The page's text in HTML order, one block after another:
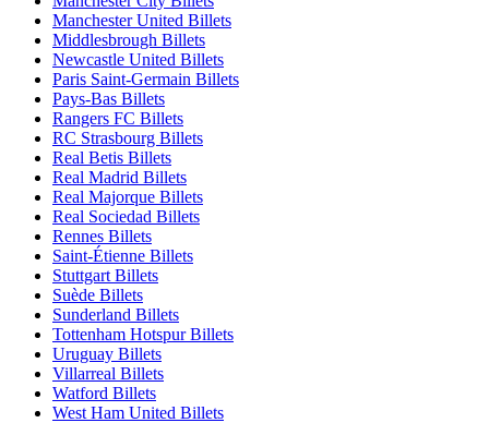
Manchester United Billets
Middlesbrough Billets
Newcastle United Billets
Paris Saint-Germain Billets
Pays-Bas Billets
Rangers FC Billets
RC Strasbourg Billets
Real Betis Billets
Real Madrid Billets
Real Majorque Billets
Real Sociedad Billets
Rennes Billets
Saint-Étienne Billets
Stuttgart Billets
Suède Billets
Sunderland Billets
Tottenham Hotspur Billets
Uruguay Billets
Villarreal Billets
Watford Billets
West Ham United Billets